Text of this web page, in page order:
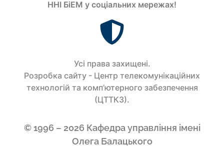
ННІ БіЕМ у соціальних мережах!
Усi права захищенi.
Розробка сайту - Центр телекомунікаційних
технологій та комп’ютерного забезпечення
(ЦТТКЗ).
© 1996 – 2026 Кафедра управління імені
Олега Балацького